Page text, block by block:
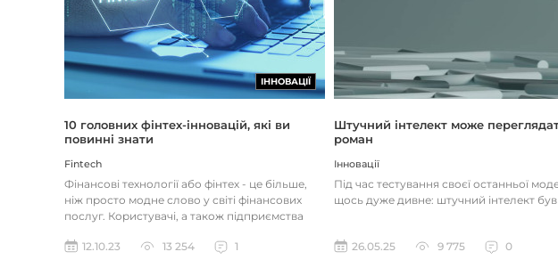
ІННОВАЦІЇ
10 головних фінтех-інновацій, які ви
повинні знати
Fintech
Фінансові технології або фінтех - це більше,
ніж просто модне слово у світі фінансових
послуг. Користувачі, а також підприємства
12.10.23
13 254 1
Штучний інтелект може
роман
Інновації
Під час тестування своєї останньої
щось дуже дивне: штучний інтелект був
26.05.25 9 775 0